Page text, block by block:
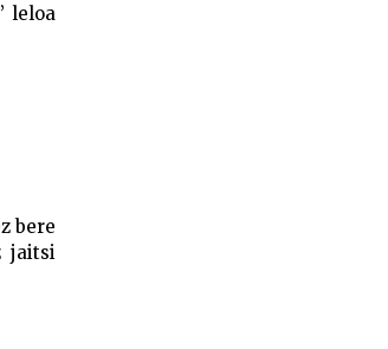
leloa
bere
jaitsi